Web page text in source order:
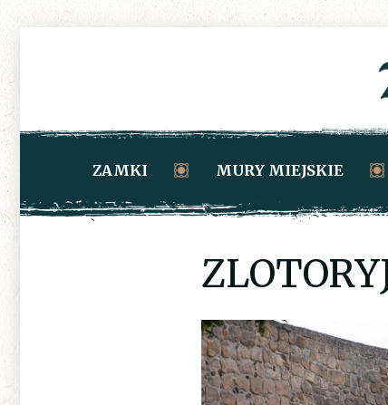
ZAMKI MURY MIEJSKIE